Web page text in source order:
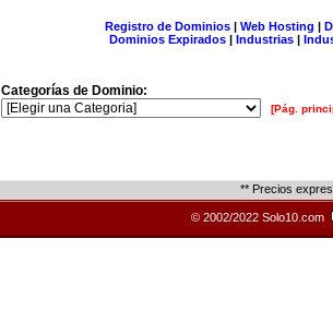
Registro de Dominios| Web Hosting |
Dominios Expirados | Industrias |
Categorías de Dominio:
[Pág.
** Precios
© 2002/2022 Solo10.com